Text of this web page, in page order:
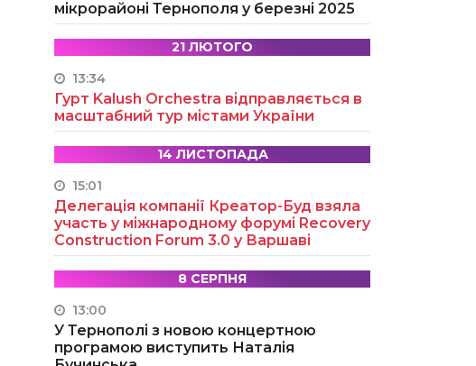
мікрорайоні Тернополя у березні 2025
21 ЛЮТОГО
13:34
Гурт Kalush Orchestra відправляється в
масштабний тур містами України
14 ЛИСТОПАДА
15:01
Делегація компанії Креатор-Буд взяла
участь у міжнародному форумі Recovery
Construction Forum 3.0 у Варшаві
8 СЕРПНЯ
13:00
У Тернополі з новою концертною
програмою виступить Наталія